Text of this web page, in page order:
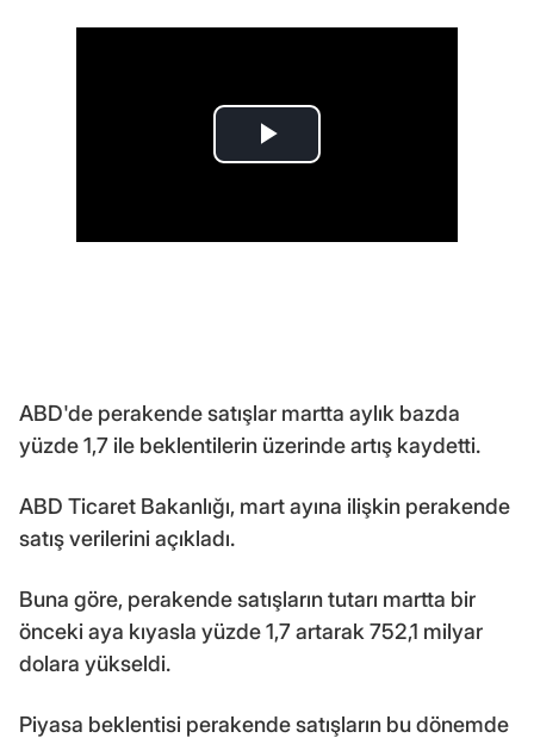
ABD'de perakende satışlar martta aylık bazda
yüzde 1,7 ile beklentilerin üzerinde artış kaydetti.
ABD Ticaret Bakanlığı, mart ayına ilişkin perakende
satış verilerini açıkladı.
Buna göre, perakende satışların tutarı martta bir
önceki aya kıyasla yüzde 1,7 artarak 752,1 milyar
dolara yükseldi.
Piyasa beklentisi perakende satışların bu dönemde